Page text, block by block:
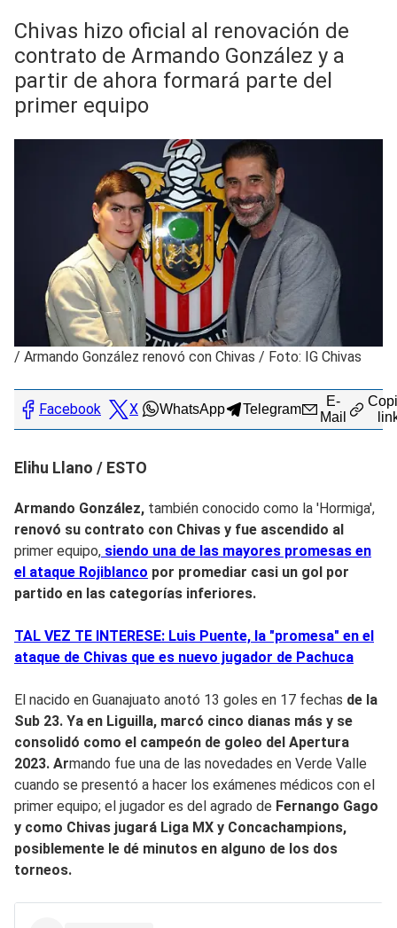
Chivas hizo oficial al renovación de
contrato de Armando González y a
partir de ahora formará parte del
primer equipo
/ Armando González renovó con Chivas / Foto: IG Chivas
Facebook X WhatsApp Telegram
E-
Mail
Elihu Llano / ESTO
Armando González, también conocido como la 'Hormiga',
renovó su contrato con Chivas y fue ascendido al
primer equipo, siendo una de las mayores promesas en
el ataque Rojiblanco por promediar casi un gol por
partido en las categorías inferiores.
TAL VEZ TE INTERESE: Luis Puente, la "promesa" en el
ataque de Chivas que es nuevo jugador de Pachuca
El nacido en Guanajuato anotó 13 goles en 17 fechas de la
Sub 23. Ya en Liguilla, marcó cinco dianas más y se
consolidó como el campeón de goleo del Apertura
2023. Armando fue una de las novedades en Verde Valle
cuando se presentó a hacer los exámenes médicos con el
primer equipo; el jugador es del agrado de Fernango Gago
y como Chivas jugará Liga MX y Concachampions,
posiblemente le dé minutos en alguno de los dos
torneos.